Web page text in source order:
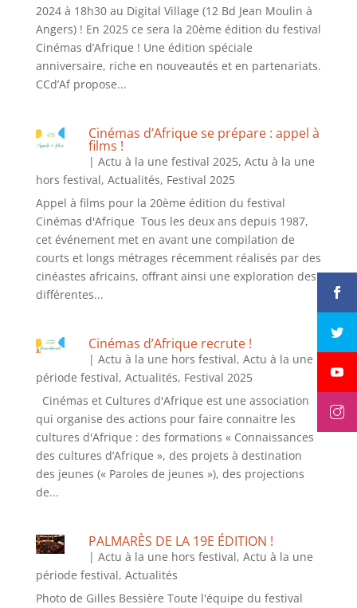
2024 à 18h30 au Digital Village (12 Bd Jean Moulin à
Angers) ! En 2025 ce sera la 20ème édition du festival
Cinémas d’Afrique ! Une édition spéciale
anniversaire, riche en nouveautés et en partenariats.
CCd’Af propose...
Cinémas d’Afrique se prépare : appel à
films !
| Actu à la une festival 2025, Actu à la une
hors festival, Actualités, Festival 2025
Appel à films pour la 20ème édition du festival
Cinémas d'Afrique Tous les deux ans depuis 1987,
cet événement met en avant une compilation de
courts et longs métrages récemment réalisés par des
cinéastes africains, offrant ainsi une exploration des
différentes...
Cinémas d’Afrique recrute !
| Actu à la une hors festival, Actu à la une
période festival, Actualités, Festival 2025
Cinémas et Cultures d'Afrique est une association
qui organise des actions pour faire connaitre les
cultures d'Afrique : des formations « Connaissances
des cultures d’Afrique », des projets à destination
des jeunes (« Paroles de jeunes »), des projections
de...
PALMARÈS DE LA 19E ÉDITION !
| Actu à la une hors festival, Actu à la une
période festival, Actualités
Photo de Gilles Bessière Toute l'équipe du festival